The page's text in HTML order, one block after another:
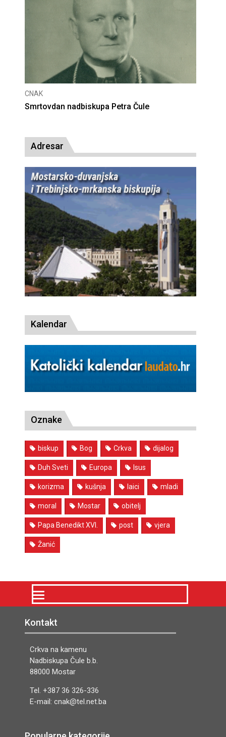
CNAK
Deseta obljetnica poništenja komunističke
Adresar
Kalendar
Oznake
biskup Bog Crkva dijalog
Duh Sveti Europa Isus
korizma kušnja laici mladi
moral Mostar obitelj
Papa Benedikt XVI. post vjera
Žanić
Kontakt
Crkva na kamenu
Nadbiskupa Čule b.b.
88000 Mostar
Tel. +387 36 326-336
E-mail: cnak@tel.net.ba